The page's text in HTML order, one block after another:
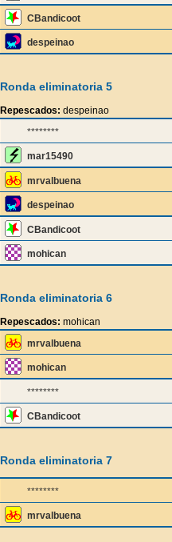
CBandicoot
despeinao
Ronda eliminatoria 5
Repescados: despeinao
********
mar15490
mrvalbuena
despeinao
CBandicoot
mohican
Ronda eliminatoria 6
Repescados: mohican
mrvalbuena
mohican
********
CBandicoot
Ronda eliminatoria 7
********
mrvalbuena